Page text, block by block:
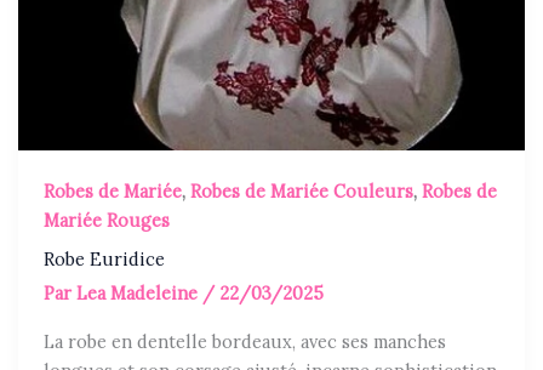
Robes de Mariée,Robes de Mariée Couleurs,Robes de
Mariée Rouges
Robe Euridice
ParLea Madeleine / 22/03/2025
La robe en dentelle bordeaux, avec ses manches